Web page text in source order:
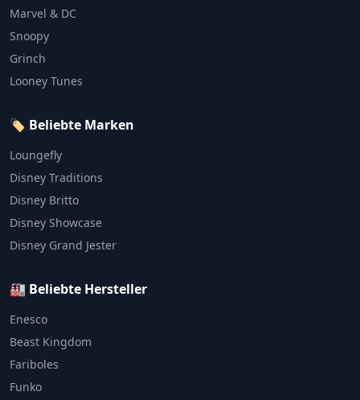
Marvel & DC
Snoopy
Grinch
Looney Tunes
🏷️ Beliebte Marken
Loungefly
Disney Traditions
Disney Britto
Disney Showcase
Disney Grand Jester
🏭 Beliebte Hersteller
Enesco
Beast Kingdom
Fariboles
Funko